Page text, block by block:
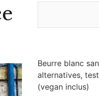
Beurre blanc
alternatives,
(vegan inclus)